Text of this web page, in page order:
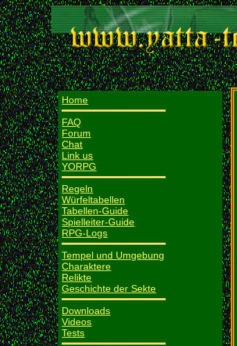
Home
FAQ
Forum
Chat
Link us
YORPG
Regeln
Würfeltabellen
Tabellen-Guide
Spielleiter-Guide
RPG-Logs
Tempel und Umgebung
Charaktere
Relikte
Geschichte der Sekte
Downloads
Videos
Tests